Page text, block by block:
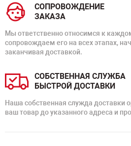
СОПРОВОЖДЕНИЕ
ЗАКАЗА
Мы ответственно относимся к
сопровождаем его на всех этапах,
заканчивая доставкой.
СОБСТВЕННАЯ СЛУЖБА
БЫСТРОЙ ДОСТАВКИ
Наша собственная служда доставки
ваш товар до указанного адреса и